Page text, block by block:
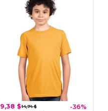
9,38 $14,74 $ -36%